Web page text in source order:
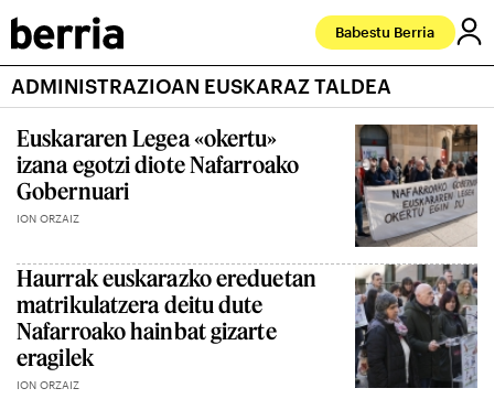
Babestu Berria
ADMINISTRAZIOAN EUSKARAZ TALDEA
Euskararen Legea «okertu»
izana egotzi diote Nafarroako
Gobernuari
ION ORZAIZ
Haurrak euskarazko ereduetan
matrikulatzera deitu dute
Nafarroako hainbat gizarte
eragilek
ION ORZAIZ